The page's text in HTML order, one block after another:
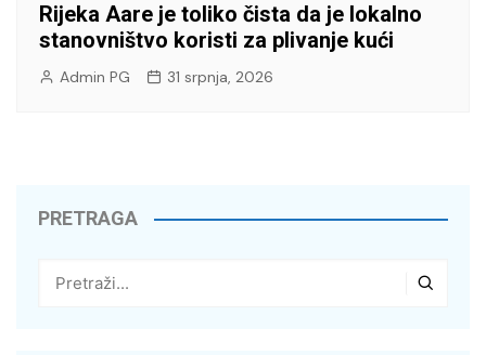
Rijeka Aare je toliko čista da je lokalno
stanovništvo koristi za plivanje kući
Admin PG 31 srpnja, 2026
PRETRAGA